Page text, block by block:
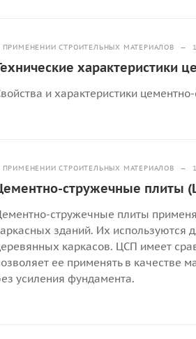
ПРИМЕНЕНИИ СТРОИТЕЛЬНЫХ МАТЕРИАЛОВ —
характеристики
и характеристики
ПРИМЕНЕНИИ СТРОИТЕЛЬНЫХ МАТЕРИАЛОВ —
стружечные плиты
стружечные плиты
зданий. Их используются
каркасов. ЦСП имеет
ее применять в качестве
усиления фундамента.